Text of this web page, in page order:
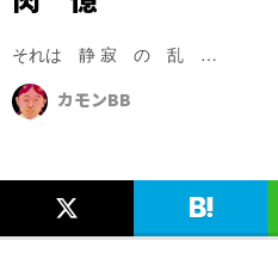
それは 静 寂 の 乱 …
カモンBB